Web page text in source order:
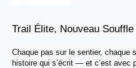
Trail Élite, Nouveau Souffle
Chaque pas sur le sentier, chaque
histoire qui s’écrit — et c’est avec